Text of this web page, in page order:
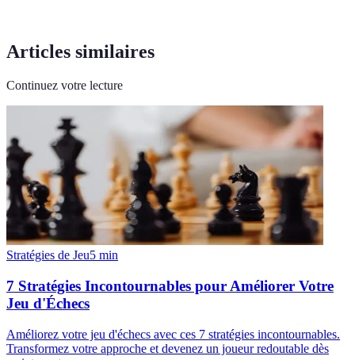
Articles similaires
Continuez votre lecture
Stratégies de Jeu5 min
7 Stratégies Incontournables pour Améliorer Votre
Jeu d'Échecs
Améliorez votre jeu d'échecs avec ces 7 stratégies incontournables.
Transformez votre approche et devenez un joueur redoutable dès